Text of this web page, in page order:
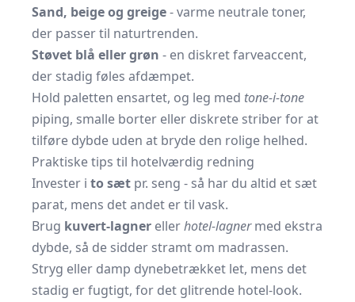
Sand, beige og greige- varme neutrale toner,
der passer til naturtrenden.
Støvet blå eller grøn - en diskret farveaccent,
der stadig føles afdæmpet.
Hold paletten ensartet, og leg med tone-i-tone
piping, smalle borter eller diskrete striber for at
tilføre dybde uden at bryde den rolige helhed.
Praktiske tips til hotelværdig redning
Invester i to sæt pr. seng - så har du altid et sæt
parat, mens det andet er til vask.
Brug kuvert-lagner ellerhotel-lagnermed ekstra
dybde, så de sidder stramt om madrassen.
Stryg eller damp dynebetrækket let, mens det
stadig er fugtigt, for det glitrende hotel-look.